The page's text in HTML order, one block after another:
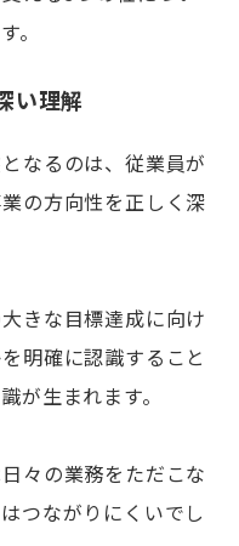
。
い理解
なるのは、従業員が
の方向性を正しく深
きな目標達成に向け
明確に認識すること
が生まれます。
々の業務をただこな
つながりにくいでし